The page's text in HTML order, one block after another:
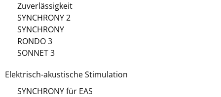
Zuverlässigkeit
SYNCHRONY 2
SYNCHRONY
RONDO 3
SONNET 3
Elektrisch-akustische Stimulation
SYNCHRONY für EAS